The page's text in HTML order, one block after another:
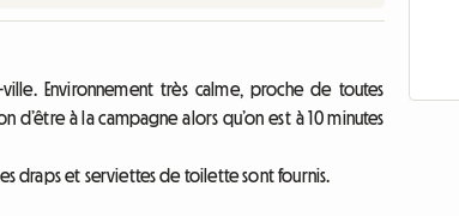
Environnement très calme, proche de toutes
d’être à la campagne alors qu’on est à 10 minutes
draps et serviettes de toilette sont fournis.